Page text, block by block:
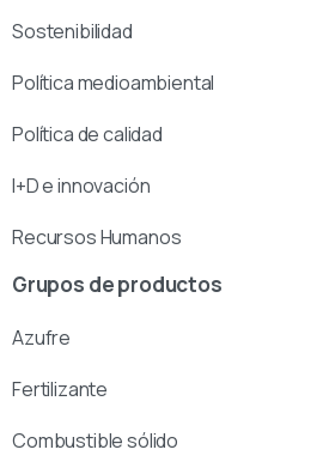
Sostenibilidad
Política medioambiental
Política de calidad
I+D e innovación
Recursos Humanos
Grupos de productos
Azufre
Fertilizante
Combustible sólido